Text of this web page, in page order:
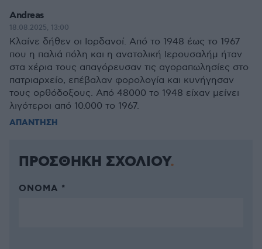
Andreas
18.08.2025, 13:00
Κλαίνε δήθεν οι Ιορδανοί. Από το 1948 έως το 1967
που η παλιά πόλη και η ανατολική Ιερουσαλήμ ήταν
στα χέρια τους απαγόρευσαν τις αγοραπωλησίες στο
πατριαρχείο, επέβαλαν φορολογία και κυνήγησαν
τους ορθόδοξους. Από 48000 το 1948 είχαν μείνει
λιγότεροι από 10.000 το 1967.
ΑΠΑΝΤΗΣΗ
ΠΡΟΣΘΗΚΗ ΣΧΟΛΙΟΥ
ΌΝΟΜΑ *